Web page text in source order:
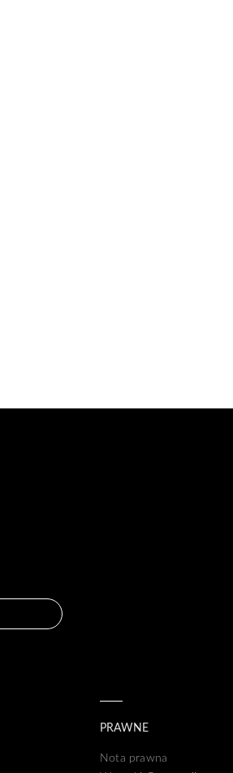
PRAWNE
Nota prawna